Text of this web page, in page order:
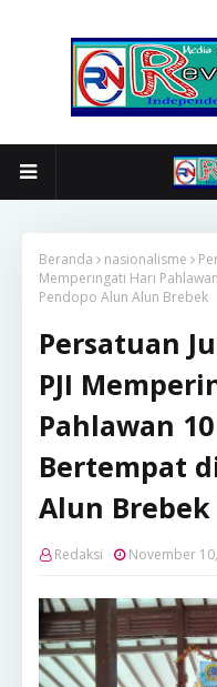
Beranda nasionalisme
Memperingati Hari
Pendopo Alun Alun Brebek
Persatuan
PJI
Pahlawan
Bertempat
Alun Brebek
Redaksi November